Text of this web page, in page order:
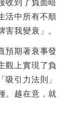
活中所有不順
我變衰」。
預期著衰事發
觀上實現了負
引力法則」
。越在意，就